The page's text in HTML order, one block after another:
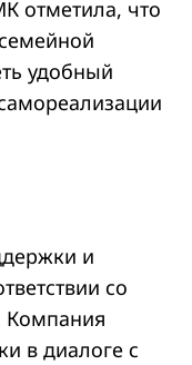
отметила, что
удобный
и
со
Компания
в диалоге с